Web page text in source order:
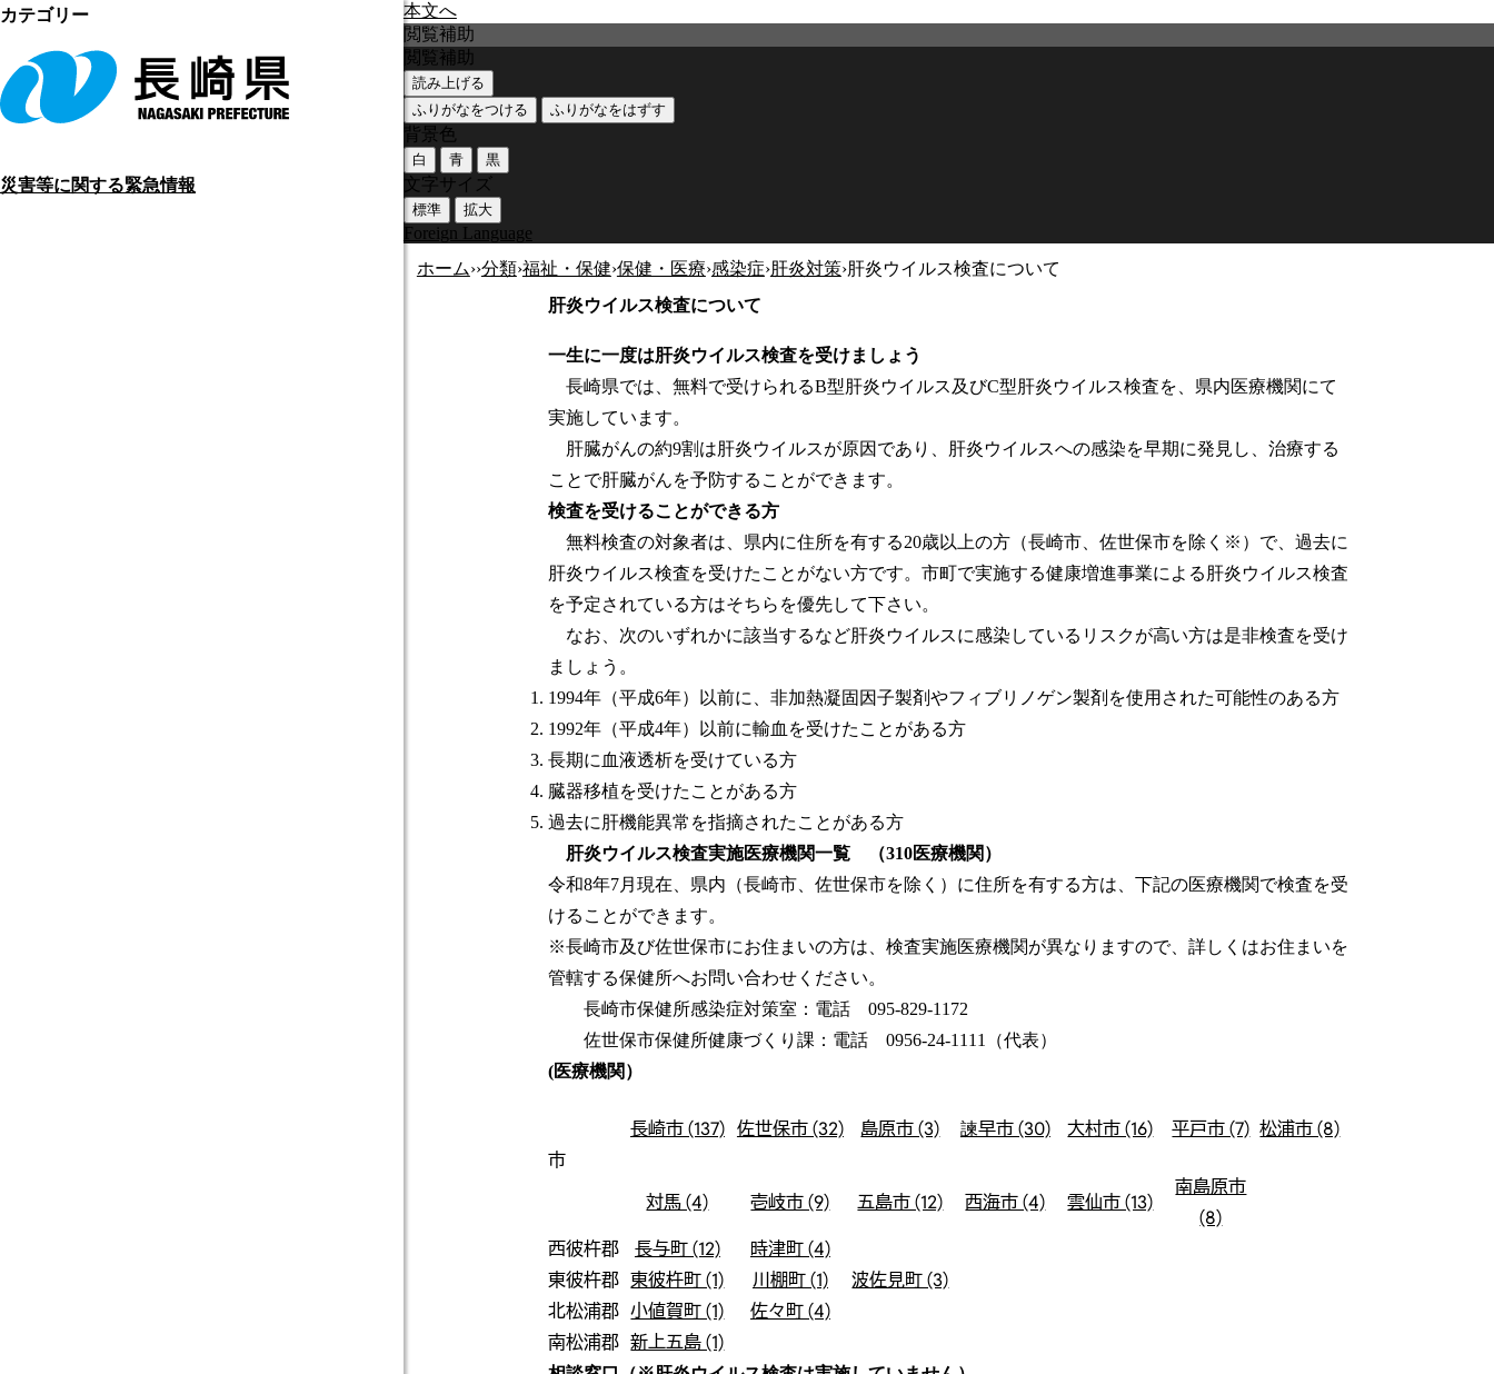
本文へ
災害等に関する緊急情報
閲覧補助
閲覧補助
読み上げる
ふりがなをつける
ふりがなをはずす
背景色
白 青 黒
文字サイズ
標準 拡大
Foreign Language
ホーム››分類›福祉・保健›保健・医療›感染症›肝炎対策›肝炎ウイルス検査について
肝炎ウイルス検査について
一生に一度は肝炎ウイルス検査を受けましょう
長崎県では、無料で受けられるB型肝炎ウイルス及びC型肝炎ウイルス検査を、県内医療機関にて
実施しています。
肝臓がんの約9割は肝炎ウイルスが原因であり、肝炎ウイルスへの感染を早期に発見し、治療する
ことで肝臓がんを予防することができます。
検査を受けることができる方
無料検査の対象者は、県内に住所を有する20歳以上の方（長崎市、佐世保市を除く※）で、過去に
肝炎ウイルス検査を受けたことがない方です。市町で実施する健康増進事業による肝炎ウイルス検査
を予定されている方はそちらを優先して下さい。
なお、次のいずれかに該当するなど肝炎ウイルスに感染しているリスクが高い方は是非検査を受け
ましょう。
1994年（平成6年）以前に、非加熱凝固因子製剤やフィブリノゲン製剤を使用された可能性のある方
1992年（平成4年）以前に輸血を受けたことがある方
長期に血液透析を受けている方
臓器移植を受けたことがある方
過去に肝機能異常を指摘されたことがある方
肝炎ウイルス検査実施医療機関一覧 （310医療機関）
令和8年7月現在、県内（長崎市、佐世保市を除く）に住所を有する方は、下記の医療機関で検査を受
けることができます。
※長崎市及び佐世保市にお住まいの方は、検査実施医療機関が異なりますので、詳しくはお住まいを
管轄する保健所へお問い合わせください。
長崎市保健所感染症対策室：電話 095-829-1172
佐世保市保健所健康づくり課：電話 0956-24-1111（代表）
(医療機関）
市
長崎市 (137) 佐世保市 (32) 島原市 (3) 諫早市 (30) 大村市 (16) 平戸市 (7) 松浦市 (8)
対馬 (4) 壱岐市 (9) 五島市 (12) 西海市 (4) 雲仙市 (13)
南島原市
(8)
西彼杵郡
長与町 (12)
時津町 (4)
東彼杵郡 東彼杵町 (1) 川棚町 (1)
波佐見町 (3)
北松浦郡 小値賀町 (1)
佐々町 (4)
南松浦郡 新上五島 (1)
カテゴリー